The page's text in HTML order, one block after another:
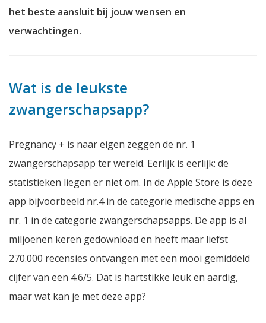
het beste aansluit bij jouw wensen en
verwachtingen.
Wat is de leukste
zwangerschapsapp?
Pregnancy + is naar eigen zeggen de nr. 1
zwangerschapsapp ter wereld. Eerlijk is eerlijk: de
statistieken liegen er niet om. In de Apple Store is deze
app bijvoorbeeld nr.4 in de categorie medische apps en
nr. 1 in de categorie zwangerschapsapps. De app is al
miljoenen keren gedownload en heeft maar liefst
270.000 recensies ontvangen met een mooi gemiddeld
cijfer van een 4.6/5. Dat is hartstikke leuk en aardig,
maar wat kan je met deze app?